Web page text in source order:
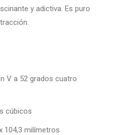
y adictiva. Es puro
V a 52 grados cuatro
cúbicos
104,3 milímetros